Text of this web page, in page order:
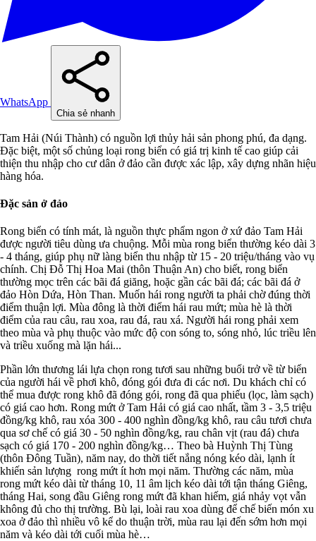
WhatsApp
Chia sẻ nhanh
Tam Hải (Núi Thành) có nguồn lợi thủy hải sản phong phú, đa dạng.
Đặc biệt, một số chủng loại rong biển có giá trị kinh tế cao giúp cải
thiện thu nhập cho cư dân ở đảo cần được xác lập, xây dựng nhãn hiệu
hàng hóa.
Đặc sản ở đảo
Rong biển có tính mát, là nguồn thực phẩm ngon ở xứ đảo Tam Hải
được người tiêu dùng ưa chuộng. Mỗi mùa rong biển thường kéo dài 3
- 4 tháng, giúp phụ nữ làng biển thu nhập từ 15 - 20 triệu/tháng vào vụ
chính. Chị Đỗ Thị Hoa Mai (thôn Thuận An) cho biết, rong biển
thường mọc trên các bãi đá giăng, hoặc gần các bãi đá; các bãi đá ở
đảo Hòn Dứa, Hòn Than. Muốn hái rong người ta phải chờ đúng thời
điểm thuận lợi. Mùa đông là thời điểm hái rau mứt; mùa hè là thời
điểm của rau câu, rau xoa, rau đá, rau xá. Người hái rong phải xem
theo mùa và phụ thuộc vào mức độ con sóng to, sóng nhỏ, lúc triều lên
và triều xuống mà lặn hái...
Phần lớn thương lái lựa chọn rong tươi sau những buổi trở về từ biển
của người hái về phơi khô, đóng gói đưa đi các nơi. Du khách chỉ có
thể mua được rong khô đã đóng gói, rong đã qua phiếu (lọc, làm sạch)
có giá cao hơn. Rong mứt ở Tam Hải có giá cao nhất, tầm 3 - 3,5 triệu
đồng/kg khô, rau xóa 300 - 400 nghìn đồng/kg khô, rau câu tươi chưa
qua sơ chế có giá 30 - 50 nghìn đồng/kg, rau chân vịt (rau đá) chưa
sạch có giá 170 - 200 nghìn đồng/kg… Theo bà Huỳnh Thị Tùng
(thôn Đông Tuần), năm nay, do thời tiết nắng nóng kéo dài, lạnh ít
khiến sản lượng rong mứt ít hơn mọi năm. Thường các năm, mùa
rong mứt kéo dài từ tháng 10, 11 âm lịch kéo dài tới tận tháng Giêng,
tháng Hai, song đầu Giêng rong mứt đã khan hiếm, giá nhảy vọt vẫn
không đủ cho thị trường. Bù lại, loài rau xoa dùng để chế biến món xu
xoa ở đảo thì nhiều vô kể do thuận trời, mùa rau lại đến sớm hơn mọi
năm và kéo dài tới cuối mùa hè…